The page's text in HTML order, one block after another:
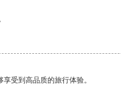
受到高品质的旅行体验。